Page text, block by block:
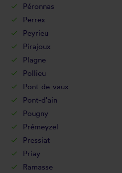
Péronnas
Perrex
Peyrieu
Pirajoux
Plagne
Pollieu
Pont-de-vaux
Pont-d'ain
Pougny
Prémeyzel
Pressiat
Priay
Ramasse